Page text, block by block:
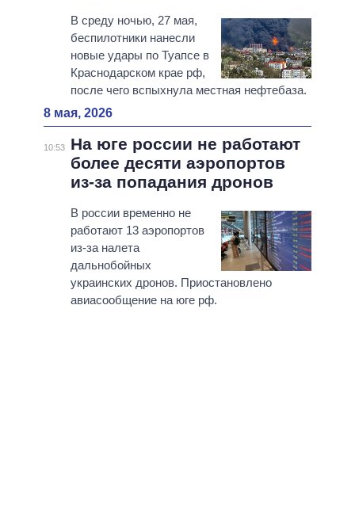
В среду ночью, 27 мая,
беспилотники нанесли
новые удары по Туапсе в
Краснодарском крае рф,
после чего вспыхнула местная нефтебаза.
8 мая, 2026
10:53
На юге россии не работают
более десяти аэропортов
из-за попадания дронов
В россии временно не
работают 13 аэропортов
из-за налета
дальнобойных
украинских дронов. Приостановлено
авиасообщение на юге рф.